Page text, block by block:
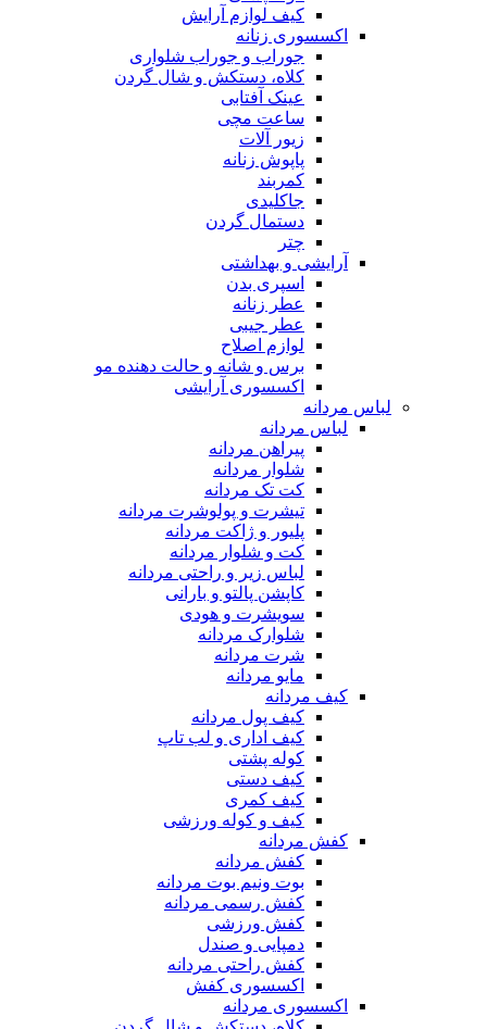
کیف لوازم آرایش
اکسسوری زنانه
جوراب و جوراب شلواری
کلاه، دستکش و شال گردن
عینک آفتابی
ساعت مچی
زیور آلات
پاپوش زنانه
کمربند
جاکلیدی
دستمال گردن
چتر
آرایشی و بهداشتی
اسپری بدن
عطر زنانه
عطر جیبی
لوازم اصلاح
برس و شانه و حالت دهنده مو
اکسسوری آرایشی
لباس مردانه
لباس مردانه
پیراهن مردانه
شلوار مردانه
کت تک مردانه
تیشرت و پولوشرت مردانه
پلیور و ژاکت مردانه
کت و شلوار مردانه
لباس زیر و راحتی مردانه
کاپشن پالتو و بارانی
سویشرت و هودی
شلوارک مردانه
شرت مردانه
مایو مردانه
کیف مردانه
کیف پول مردانه
کیف اداری و لب تاپ
کوله پشتی
کیف دستی
کیف کمری
کیف و کوله ورزشی
کفش مردانه
کفش مردانه
بوت ونیم بوت مردانه
کفش رسمی مردانه
کفش ورزشی
دمپایی و صندل
کفش راحتی مردانه
اکسسوری کفش
اکسسوری مردانه